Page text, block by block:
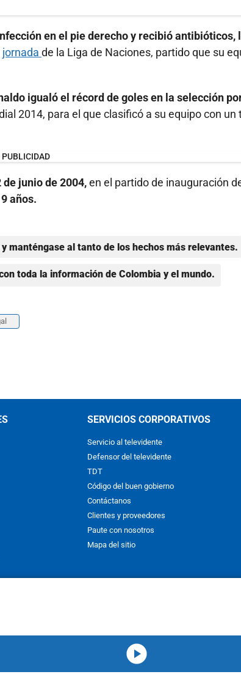
en el pie derecho y recibió antibióticos,
jornada de la Liga de Naciones, partido que su
igualó el récord de goles en la selección
2014, para el que clasificó a su equipo con un
PUBLICIDAD
junio de 2004,en el partido de inauguración
años.
manténgase al tanto de los hechos más relevantes.
toda la información de Colombia y el mundo.
SERVICIOS CORPORATIVOS
Servicio al televidente
Defensor del televidente
TDT
Código del buen gobierno
Contáctanos
Clientes y proveedores
Paute con nosotros
Mapa del sitio
su reproducción total o parcial, así como su
or in part, or translation without written permission is